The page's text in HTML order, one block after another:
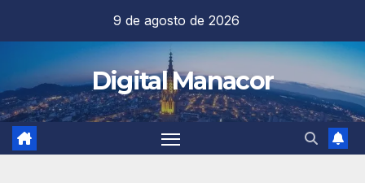
contenido
9 de agosto de 2026
Digital Manacor